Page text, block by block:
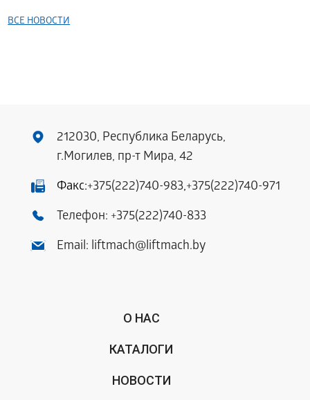
ВСЕ НОВОСТИ
212030, Республика Беларусь,
г.Могилев, пр-т Мира, 42
Факс:+375(222)740-983,+375(222)740-971
Телефон: +375(222)740-833
Email: liftmach@liftmach.by
О НАС
КАТАЛОГИ
НОВОСТИ